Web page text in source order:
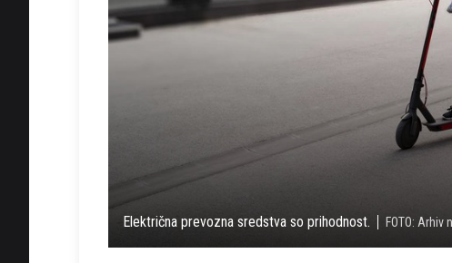
Električna prevozna sredstva so prihodnost. FOTO: Arhiv